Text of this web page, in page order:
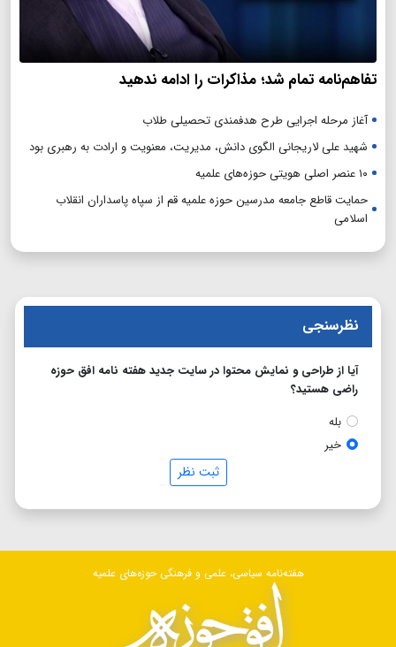
تفاهم‌نامه تمام شد؛ مذاکرات را ادامه ندهید
آغاز مرحله اجرایی طرح هدفمندی تحصیلی طلاب
شهید علی لاریجانی الگوی دانش، مدیریت، معنویت و ارادت به رهبری بود
۱۰ عنصر اصلی هویتی حوزه‌های علمیه
حمایت قاطع جامعه مدرسین حوزه علمیه قم از سپاه پاسداران انقلاب
اسلامی
نظرسنجی
آیا از طراحی و نمایش محتوا در سایت جدید هفته نامه افق حوزه
راضی هستید؟
بله
خیر
ثبت نظر
هفته‌نامه سیاسی، علمی و فرهنگی حوزه‌های علمیه